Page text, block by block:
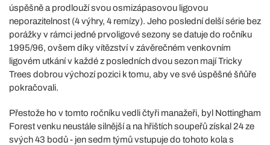
úspěšně a prodlouží svou osmizápasovou ligovou
neporazitelnost (4 výhry, 4 remízy). Jeho poslední delší série bez
porážky v rámci jedné prvoligové sezony se datuje do ročníku
1995/96, ovšem díky vítězství v závěrečném venkovním
ligovém utkání v každé z posledních dvou sezon mají Tricky
Trees dobrou výchozí pozici k tomu, aby ve své úspěšné šňůře
pokračovali.
Přestože ho v tomto ročníku vedli čtyři manažeři, byl Nottingham
Forest venku neustále silnější a na hřištích soupeřů získal 24 ze
svých 43 bodů - jen sedm týmů vstupuje do tohoto kola s